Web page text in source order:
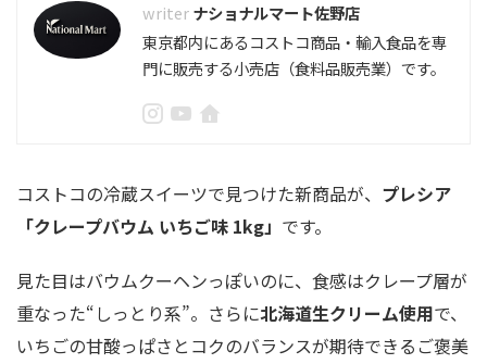
ナショナルマート佐野店
東京都内にあるコストコ商品・輸入食品を専
門に販売する小売店（食料品販売業）です。
コストコの冷蔵スイーツで見つけた新商品が、 プレシア
「クレープバウム いちご味 1kg」 です。
見た目はバウムクーヘンっぽいのに、食感はクレープ層が
重なった“しっとり系”。さらに北海道生クリーム使用で、
いちごの甘酸っぱさとコクのバランスが期待できるご褒美